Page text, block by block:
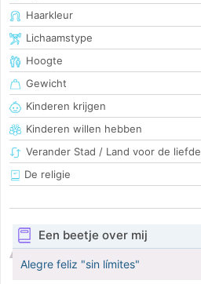
Haarkleur
Lichaamstype
Hoogte
Gewicht
Kinderen krijgen
Kinderen willen hebben
Verander Stad / Land voor de liefde
De religie
Een beetje over mij
Alegre feliz "sin límites"